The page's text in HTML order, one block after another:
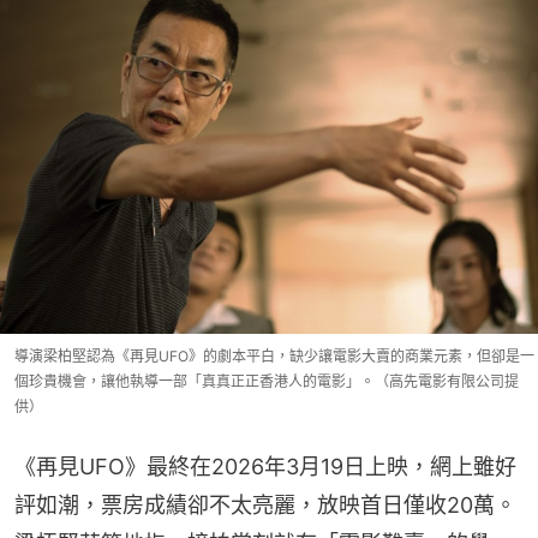
導演梁柏堅認為《再見UFO》的劇本平白，缺少讓電影大賣的商業元素，但卻是一
個珍貴機會，讓他執導一部「真真正正香港人的電影」。（高先電影有限公司提
供）
《再見UFO》最終在2026年3月19日上映，網上雖好
評如潮，票房成績卻不太亮麗，放映首日僅收20萬。